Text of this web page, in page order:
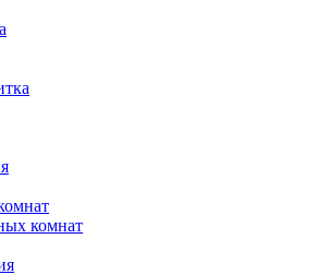
комнат